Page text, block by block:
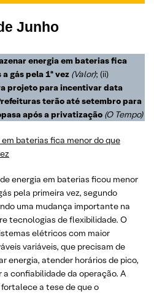
Junho
energia em baterias fica
gás pela 1ª vez (Valor); (ii)
projeto para incentivar data
terão até setembro para
após a privatização (O Tempo)
baterias fica menor do que
energia em baterias ficou menor
pela primeira vez, segundo
uma mudança importante na
tecnologias de flexibilidade. O
elétricos com maior
variáveis, que precisam de
energia, atender horários de pico,
confiabilidade da operação. A
a tese de que o